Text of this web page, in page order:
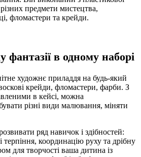
предмети мистецтва,
фломастери та крейди.
фантазії в одному наборі
художнє приладдя на будь-який
крейди, фломастери, фарби. З
в кейсі, можна
різні види малювання, міняти
ряд навичок і здібностей:
терпіння, координацію руху та дрібну
для творчості ваша дитина із